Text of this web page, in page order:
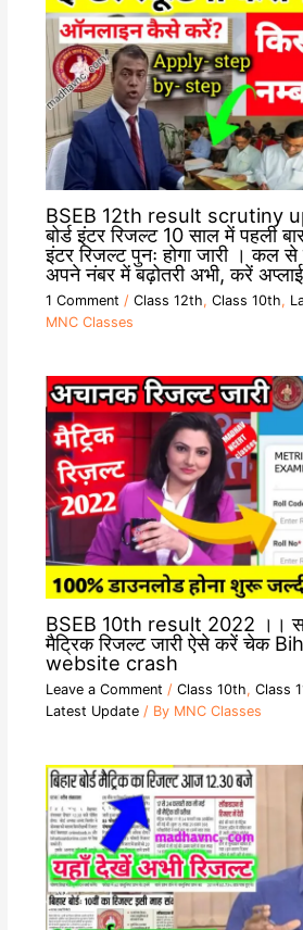
BSEB 12th result scrutiny
बोर्ड इंटर रिजल्ट 10 साल में पहली
इंटर रिजल्ट पुनः होगा जारी । कल
अपने नंबर में बढ़ोतरी अभी, करें अप्लाई
1 Comment / Class 12th, Class 10th,
MNC Classes
BSEB 10th result 2022 ।।
मैट्रिक रिजल्ट जारी ऐसे करें चेक
website crash
Leave a Comment / Class 10th, Class
Latest Update/ By MNC Classes